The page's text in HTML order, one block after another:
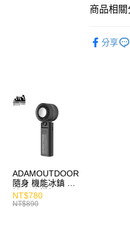
商品相關
分享
ADAMOUTDOOR
隨身 機能冰鎮 手
持風扇 掛繩
NT$780
NT$890